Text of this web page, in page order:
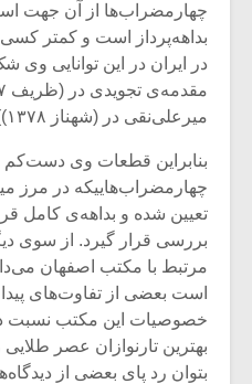
چهارمضراب‌ها از آن جهت
بداهه‌پرداز است و کمتر
در ایران در این توانایی وی
میرعلی‌نقی در (شهناز ۱۳۷۸)).
بنابراین قطعات وی دست‌کم
چهارمضراب‌هاییکه در مرز
تعیین شده و بداهه‌ی کامل
بررسی قرار گیرد. از سوی
مرتبط با مکتب اصفهان
است بعضی از تفاوت‌های
خصوصیات این مکتب نسبت
بهترین تارنوازان عصر
بتوان رد پای بعضی از